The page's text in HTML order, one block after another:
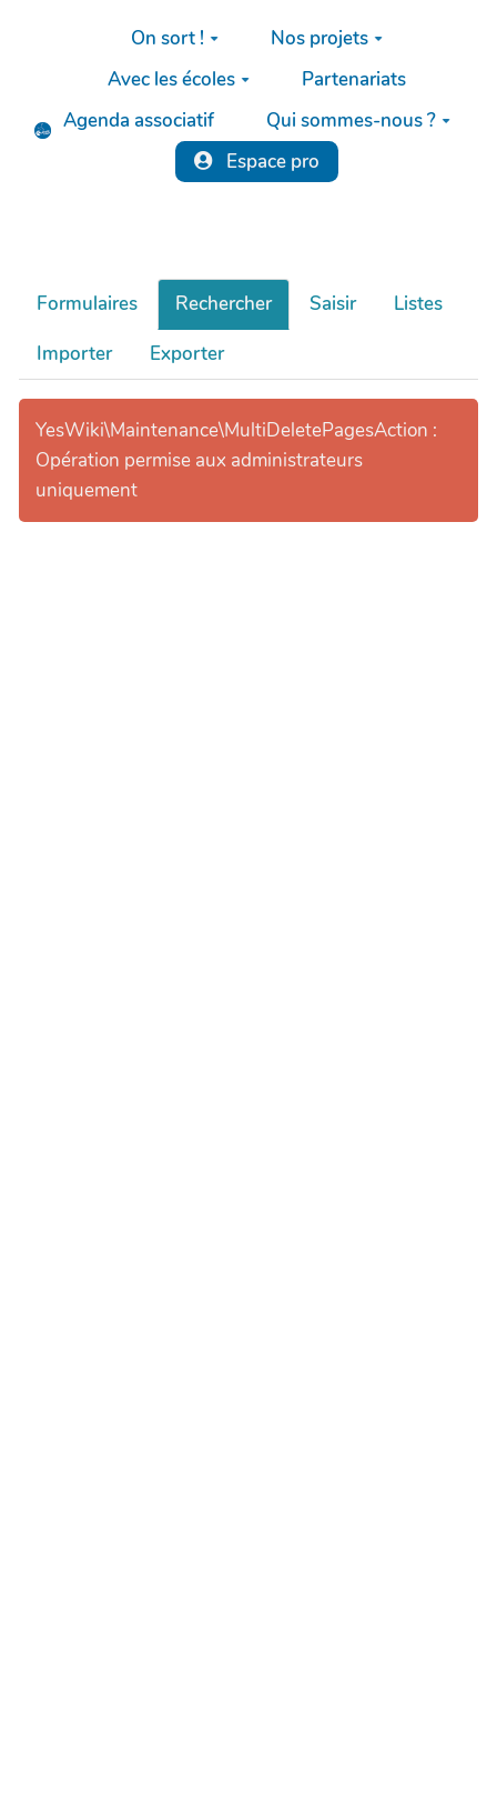
Aller au contenu principal
On sort !
Nos projets
Avec les écoles
Partenariats
Agenda associatif
Qui sommes-nous ?
Espace pro
Formulaires Rechercher Saisir
Listes
Importer
Exporter
YesWiki\Maintenance\MultiDeletePagesAction :
Opération permise aux administrateurs
uniquement